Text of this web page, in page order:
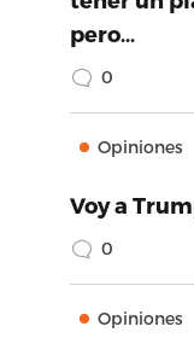
pero…
0
Opiniones
Voy a
0
Opiniones